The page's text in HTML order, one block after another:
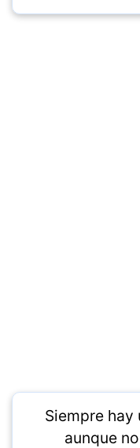
Siempre hay
aunque